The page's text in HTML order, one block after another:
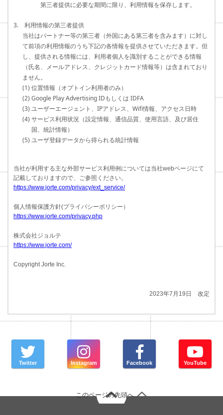
第三者提供に必要な期間に限り、利用情報を保存します。
3. 利用情報の第三者提供
当社はパートナー等の第三者（外国にある第三者を含みます）に対し
て前項の利用情報のうち下記の各情報を提供させていただきます。但
し、提供される情報には、利用者個人を識別することができる情報
（氏名、メールアドレス、クレジットカード情報等）は含まれており
ません。
(1) 位置情報（オプトイン利用者のみ）
(2) Google Play Advertising IDもしくは IDFA
(3) ユーザーエージェント、IPアドレス、Wifi情報、アクセス日時
(4) サービス利用状況（設定情報、通信品質、使用言語、及び居住
国、統計情報）
(5) ユーザ登録データから得られる統計情報
当社が利用する主な外部サービス利用例については当社webページにて
記載しておりますので、ご参照ください。
https://www.jorte.com/privacy/ext_service/
個人情報保護方針(プライバシーポリシー）
https://www.jorte.com/privacy.php
株式会社ジョルテ
https://www.jorte.com/
Copyright Jorte Inc.
2023年7月19日 改定
Twitter Instagram Facebook YouTube
このページの先頭へ